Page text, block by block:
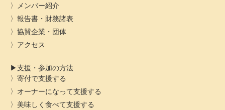
メンバー紹介
報告書・財務諸表
協賛企業・団体
アクセス
支援・参加の方法
寄付で支援する
オーナーになって支援する
美味しく食べて支援する